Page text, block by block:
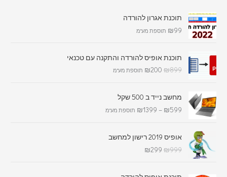
תוכנת אגרון להורדה
₪99 תוספת מע"מ
תוכנת אופיס להורדה והתקנה עם טכנאי
₪899
₪200 תוספת מע"מ
מחשב נייד ב 500 שקל
₪599
–
₪1399 תוספת מע"מ
אופיס 2019 רישון למחשב
₪999
₪299